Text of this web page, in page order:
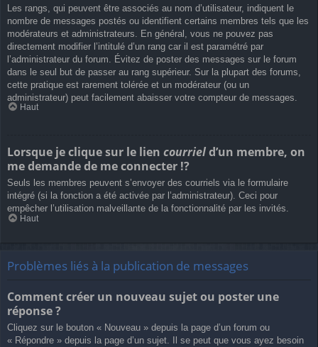
Les rangs, qui peuvent être associés au nom d’utilisateur, indiquent le
nombre de messages postés ou identifient certains membres tels que les
modérateurs et administrateurs. En général, vous ne pouvez pas
directement modifier l’intitulé d’un rang car il est paramétré par
l’administrateur du forum. Évitez de poster des messages sur le forum
dans le seul but de passer au rang supérieur. Sur la plupart des forums,
cette pratique est rarement tolérée et un modérateur (ou un
administrateur) peut facilement abaisser votre compteur de messages.
Haut
Lorsque je clique sur le lien courrield’un membre, on
me demande de me connecter !?
Seuls les membres peuvent s’envoyer des courriels via le formulaire
intégré (si la fonction a été activée par l’administrateur). Ceci pour
empêcher l’utilisation malveillante de la fonctionnalité par les invités.
Haut
Problèmes liés à la publication de messages
Comment créer un nouveau sujet ou poster une
réponse ?
Cliquez sur le bouton « Nouveau » depuis la page d’un forum ou
« Répondre » depuis la page d’un sujet. Il se peut que vous ayez besoin